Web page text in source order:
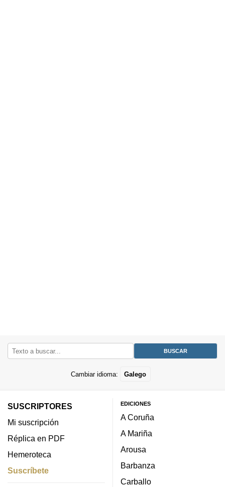
Cambiar idioma: Galego
SUSCRIPTORES
Mi suscripción
Réplica en PDF
Hemeroteca
Suscríbete
EDICIONES
A Coruña
A Mariña
Arousa
Barbanza
Carballo